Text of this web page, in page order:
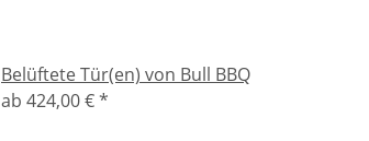
Belüftete Tür(en) von Bull BBQ
ab 424,00 €*